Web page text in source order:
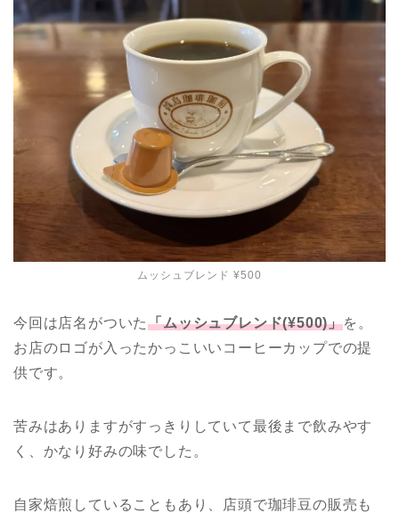
ムッシュブレンド ¥500
今回は店名がついた「ムッシュブレンド(¥500)」を。
お店のロゴが入ったかっこいいコーヒーカップでの提
供です。
苦みはありますがすっきりしていて最後まで飲みやす
く、かなり好みの味でした。
自家焙煎していることもあり、店頭で珈琲豆の販売も